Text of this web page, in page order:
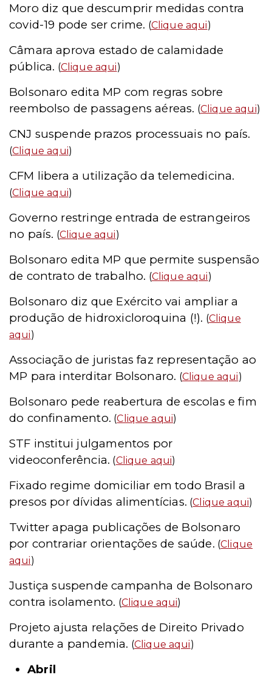
Moro diz que descumprir medidas contra
covid-19 pode ser crime. (Clique aqui)
Câmara aprova estado de calamidade
pública. (Clique aqui)
Bolsonaro edita MP com regras sobre
reembolso de passagens aéreas. (Clique aqui)
CNJ suspende prazos processuais no país.
(Clique aqui)
CFM libera a utilização da telemedicina.
(Clique aqui)
Governo restringe entrada de estrangeiros
no país. (Clique aqui)
Bolsonaro edita MP que permite suspensão
de contrato de trabalho. (Clique aqui)
Bolsonaro diz que Exército vai ampliar a
produção de hidroxicloroquina (!). (Clique
aqui)
Associação de juristas faz representação ao
MP para interditar Bolsonaro. (Clique aqui)
Bolsonaro pede reabertura de escolas e fim
do confinamento. (Clique aqui)
STF institui julgamentos por
videoconferência. (Clique aqui)
Fixado regime domiciliar em todo Brasil a
presos por dívidas alimentícias. (Clique aqui)
Twitter apaga publicações de Bolsonaro
por contrariar orientações de saúde. (Clique
aqui)
Justiça suspende campanha de Bolsonaro
contra isolamento. (Clique aqui)
Projeto ajusta relações de Direito Privado
durante a pandemia. (Clique aqui)
Abril